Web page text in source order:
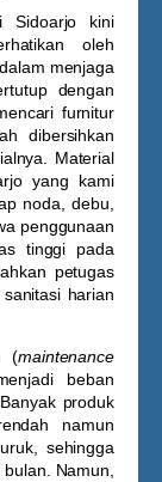
Sidoarjo kini
oleh
menjaga
dengan
furnitur
dibersihkan
Material
yang kami
noda, debu,
penggunaan
tinggi pada
petugas
harian
(maintenance
beban
produk
namun
sehingga
Namun,